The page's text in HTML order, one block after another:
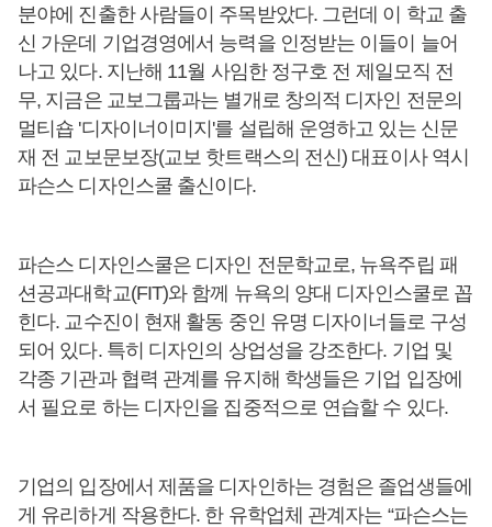
분야에 진출한 사람들이 주목받았다. 그런데 이 학교 출
신 가운데 기업경영에서 능력을 인정받는 이들이 늘어
나고 있다. 지난해 11월 사임한 정구호 전 제일모직 전
무, 지금은 교보그룹과는 별개로 창의적 디자인 전문의
멀티숍 '디자이너이미지'를 설립해 운영하고 있는 신문
재 전 교보문보장(교보 핫트랙스의 전신) 대표이사 역시
파슨스 디자인스쿨 출신이다.
파슨스 디자인스쿨은 디자인 전문학교로, 뉴욕주립 패
션공과대학교(FIT)와 함께 뉴욕의 양대 디자인스쿨로 꼽
힌다. 교수진이 현재 활동 중인 유명 디자이너들로 구성
되어 있다. 특히 디자인의 상업성을 강조한다. 기업 및
각종 기관과 협력 관계를 유지해 학생들은 기업 입장에
서 필요로 하는 디자인을 집중적으로 연습할 수 있다.
기업의 입장에서 제품을 디자인하는 경험은 졸업생들에
게 유리하게 작용한다. 한 유학업체 관계자는 “파슨스는